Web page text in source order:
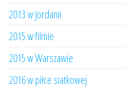
2013 w Jordanii
2015 w filmie
2015 w Warszawie
2016 w piłce siatkowej